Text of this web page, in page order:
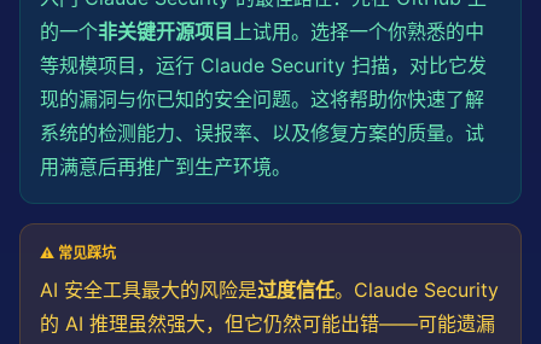
的一个非关键开源项目 上试用。选择一个你熟悉的中
等规模项目，运行 Claude Security 扫描，对比它发
现的漏洞与你已知的安全问题。这将帮助你快速了解
系统的检测能力、误报率、以及修复方案的质量。试
用满意后再推广到生产环境。
⚠️ 常见踩坑
AI 安全工具最大的风险是过度信任。Claude Security
的 AI 推理虽然强大，但它仍然可能出错——可能遗漏